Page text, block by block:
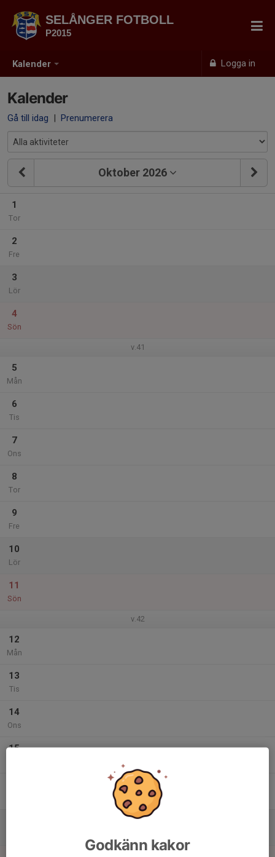
Kalender Logga in
SELÅNGER FOTBOLL
P2015
Kalender
Gå till idag | Prenumerera
Oktober 2026
1
Tor
2
Fre
3
Lör
4
Sön
v.41
5
Mån
6
Tis
7
Ons
8
Tor
9
Fre
10
Lör
11
Sön
v.42
12
Mån
13
Tis
14
Ons
15
Godkänn kakor